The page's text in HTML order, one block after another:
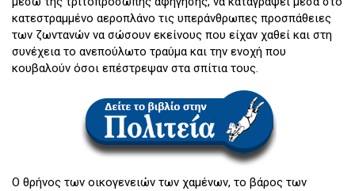
κατεστραμμένο αεροπλάνο τις υπεράνθρωπες προσπάθειες
των ζωντανών να σώσουν εκείνους που είχαν χαθεί και στη
συνέχεια το ανεπούλωτο τραύμα και την ενοχή που
κουβαλούν όσοι επέστρεψαν στα σπίτια τους.
Ο θρήνος των οικογενειών των χαμένων, το βάρος των